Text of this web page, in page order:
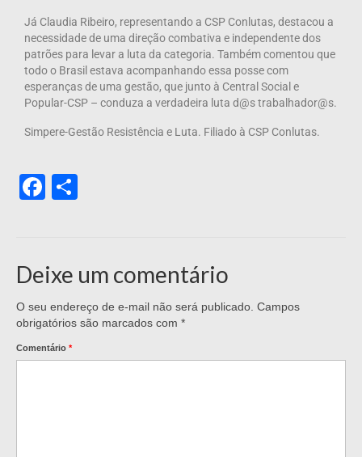
Já Claudia Ribeiro, representando a CSP Conlutas, destacou a
necessidade de uma direção combativa e independente dos
patrões para levar a luta da categoria. Também comentou que
todo o Brasil estava acompanhando essa posse com
esperanças de uma gestão, que junto à Central Social e
Popular-CSP – conduza a verdadeira luta d@s trabalhador@s.
Simpere-Gestão Resistência e Luta. Filiado à CSP Conlutas.
Facebook
Deixe um comentário
O seu endereço de e-mail não será publicado. Campos
obrigatórios são marcados com *
Comentário *